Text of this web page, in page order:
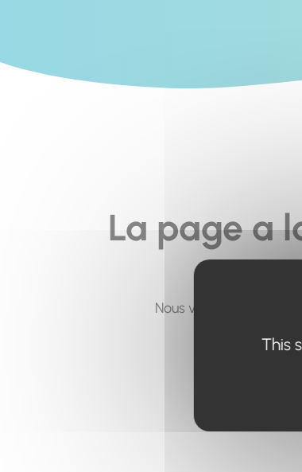
La page a
Nous vous invitons à
This